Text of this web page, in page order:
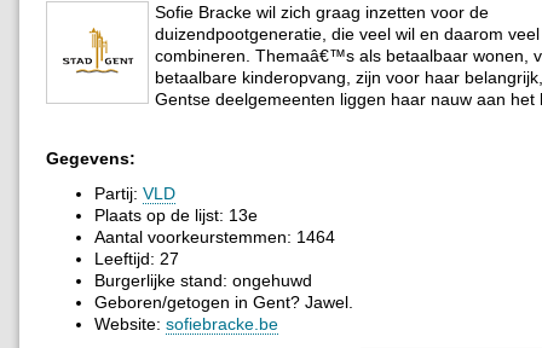
Sofie Bracke wil zich graag inzetten voor de
duizendpootgeneratie, die veel wil en daarom
combineren. Themaâ€™s als betaalbaar wonen,
betaalbare kinderopvang, zijn voor haar
Gentse deelgemeenten liggen haar nauw aan het
Gegevens:
Partij: VLD
Plaats op de lijst: 13e
Aantal voorkeurstemmen: 1464
Leeftijd: 27
Burgerlijke stand: ongehuwd
Geboren/getogen in Gent? Jawel.
Website: sofiebracke.be